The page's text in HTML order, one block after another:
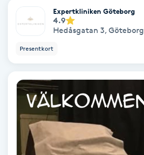
Plastikkirurgi
Powder brows
Power Yoga
PRP (Platelet Rich Plasma)
PRX-T33
Expertkliniken Göteborg
4.9
Hedåsgatan 3, Göteborg
Presentkort